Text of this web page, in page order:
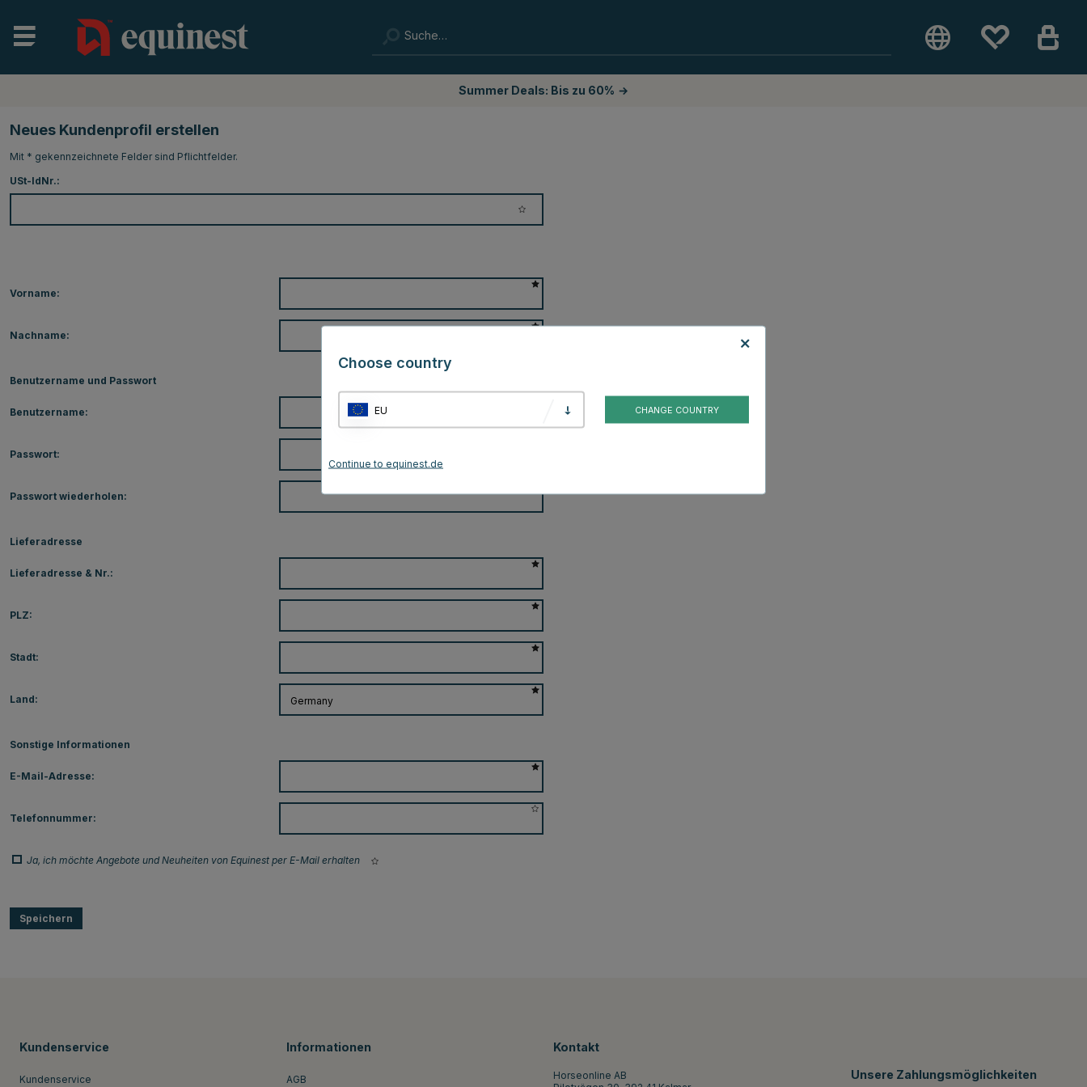
Summer Deals: Bis zu 60% →
Neues Kundenprofil erstellen
Mit * gekennzeichnete Felder sind Pflichtfelder.
USt-IdNr.:
Vorname:
Nachname:
Benutzername und Passwort
Benutzername:
Passwort:
Passwort wiederholen:
Lieferadresse
Lieferadresse & Nr.:
PLZ:
Stadt:
Land:
Sonstige Informationen
E-Mail-Adresse:
Telefonnummer:
Ja, ich möchte Angebote und Neuheiten von Equinest per E-Mail erhalten
Speichern
Kundenservice
Kundenservice
Informationen
AGB
Kontakt
Horseonline AB
Unsere Zahlungsmöglichkeiten
Choose country
EU CHANGE COUNTRY
Continue to equinest.de